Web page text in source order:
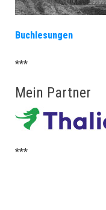
Buchlesungen
***
Mein Partner
***